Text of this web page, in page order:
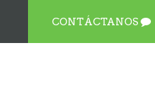
CONTÁCTANOS